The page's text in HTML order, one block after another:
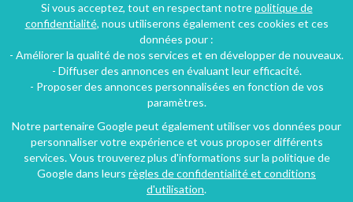
Si vous acceptez, tout en respectant notrepolitique de
confidentialité, nous utiliserons également ces cookies et ces
données pour :
- Améliorer la qualité de nos services et en développer de nouveaux.
- Diffuser des annonces en évaluant leur efficacité.
- Proposer des annonces personnalisées en fonction de vos
paramètres.
Notre partenaire Google peut également utiliser vos données pour
personnaliser votre expérience et vous proposer différents
services. Vous trouverez plus d'informations sur la politique de
Google dans leurs règles de confidentialité et conditions
d'utilisation.
Conditions générales d'utilisation- Politique de confidentialité
Copyright © 2009 ‐ 2026 Vivaweek ‐ Tous droits réservés ‐
Dernière mise à jour du site : 06 août 2026